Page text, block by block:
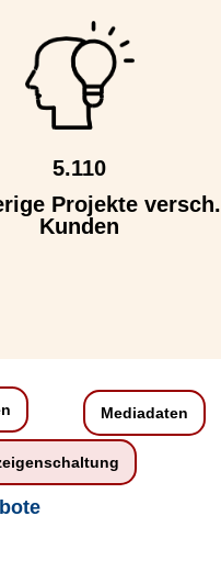
5.110
Projekte versch.
Kunden
Mediadaten